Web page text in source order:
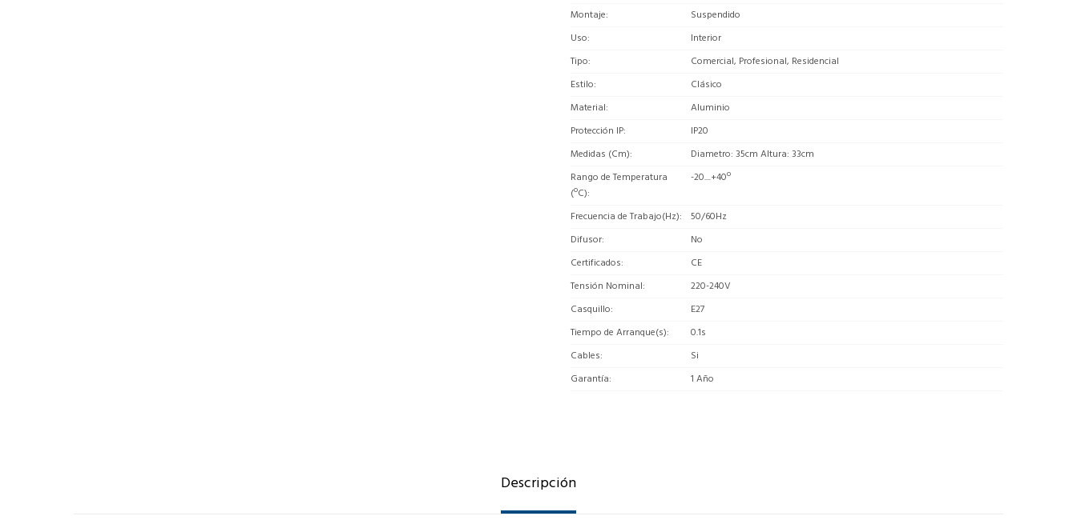
Montaje
Suspendido
Uso
Interior
Tipo
Comercial, Profesional, Residencial
Estilo
Clásico
Material
Aluminio
Protección IP
IP20
Medidas (Cm)
Diametro: 35cm Altura: 33cm
Rango de Temperatura
(ºC)
-20....+40º
Frecuencia de Trabajo(Hz)
50/60Hz
Difusor
No
Certificados
CE
Tensión Nominal
220-240V
Casquillo
E27
Tiempo de Arranque(s)
0.1s
Cables
Si
Garantía
1 Año
Descripción